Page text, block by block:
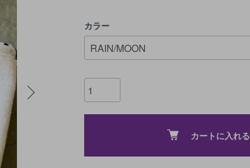
カラー
カートに入れる